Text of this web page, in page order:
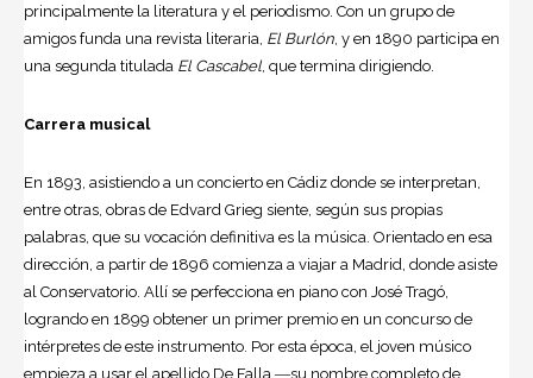
principalmente la literatura y el periodismo. Con un grupo de
amigos funda una revista literaria, El Burlón , y en 1890 participa en
una segunda titulada El Cascabel, que termina dirigiendo.
Carrera musical
En 1893, asistiendo a un concierto en Cádiz donde se interpretan,
entre otras, obras de Edvard Grieg siente, según sus propias
palabras, que su vocación definitiva es la música. Orientado en esa
dirección, a partir de 1896 comienza a viajar a Madrid, donde asiste
al Conservatorio. Allí se perfecciona en piano con José Tragó,
logrando en 1899 obtener un primer premio en un concurso de
intérpretes de este instrumento. Por esta época, el joven músico
empieza a usar el apellido De Falla ―su nombre completo de